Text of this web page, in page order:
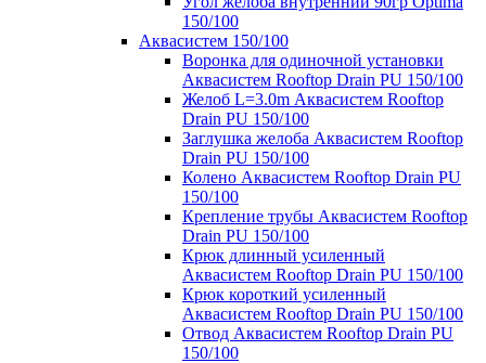
150/100
Аквасистем 150/100
Воронка для одиночной установки
Аквасистем Rooftop Drain PU 150/100
Желоб L=3.0m Аквасистем Rooftop
Drain PU 150/100
Заглушка желоба Аквасистем Rooftop
Drain PU 150/100
Колено Аквасистем Rooftop Drain PU
150/100
Крепление трубы Аквасистем Rooftop
Drain PU 150/100
Крюк длинный усиленный
Аквасистем Rooftop Drain PU 150/100
Крюк короткий усиленный
Аквасистем Rooftop Drain PU 150/100
Отвод Аквасистем Rooftop Drain PU
150/100